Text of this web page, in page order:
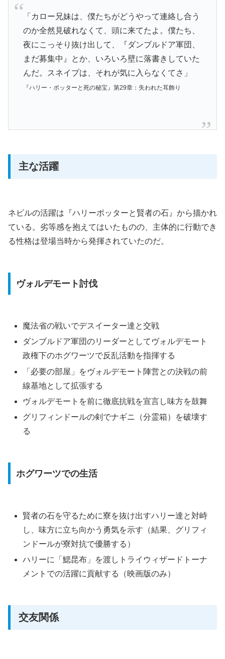
「カロー兄妹は、僕たちがどうやって連絡し合う
のか全然見破れなくて、頭に来てたよ。僕たち、
夜にこっそり抜け出して、『ダンブルドア軍団、
まだ募集中』とか、いろいろ壁に落書きしていた
んだ。スネイプは、それが気に入らなくてさ」
『ハリー・ポッターと死の秘宝』第29章：失われた耳飾り
主な活躍
ネビルの活躍は『ハリーポッターと賢者の石』から描かれ
ている。劣等感を抱えてはいたものの、主体的に行動でき
る性格は登場当時から発揮されていたのだ。
ヴォルデモート討伐
魔法省の戦いでデスイーター達と交戦
ダンブルドア軍団のリーダーとしてヴォルデモート
政権下のホグワーツで反乱活動を指揮する
「必要の部屋」をヴォルデモート陣営との決戦の前
線基地として拡張する
ヴォルデモートを前に徹底抗戦を宣言し味方を鼓舞
グリフィンドールの剣でナギニ（分霊箱）を破壊す
る
ホグワーツでの生活
賢者の石を守るために寮を抜け出すハリー達と対峙
し、味方に立ち向かう勇気を示す（結果、グリフィ
ンドールが寮対抗で優勝する）
ハリーに「鰓昆布」を渡しトライウィザードトーナ
メントでの活躍に貢献する（映画版のみ）
交友関係